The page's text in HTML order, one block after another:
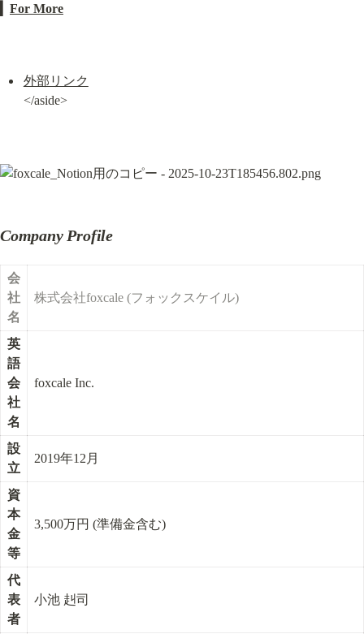
For More
外部リンク
</aside>
Company Profile
会
社
名
株式会社foxcale (フォックスケイル)
英
語
会
社
名
foxcale Inc.
設
立
2019年12月
資
本
金
等
3,500万円 (準備金含む)
代
表
者
小池 赳司